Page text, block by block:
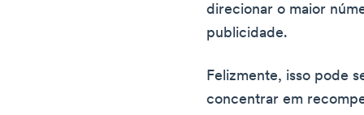
direcionar o maior
publicidade.
Felizmente, isso pode
concentrar em